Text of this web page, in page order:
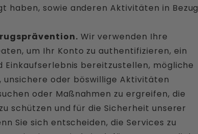
haben, sowie anderen Aktivitäten in Bezug
Wir verwenden Ihre
um Ihr Konto zu authentifizieren, ein
Einkaufserlebnis bereitzustellen, mögliche
unsichere oder böswillige Aktivitäten
oder Maßnahmen zu ergreifen, die
schützen und für die Sicherheit unserer
Sie sich entscheiden, die Services zu